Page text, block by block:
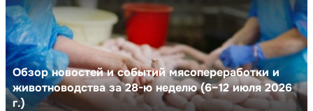
Обзор новостей и событий мясопереработки и
животноводства за 28-ю неделю (6–12 июля 2026
г.)